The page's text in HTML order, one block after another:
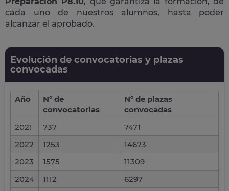
cada uno de nuestros alumnos, hasta poder
alcanzar el aprobado.
Evolución de convocatorias y plazas
convocadas
Año
Nº de
convocatorias
Nº de plazas
convocadas
2021
737
7471
2022
1253
14673
2023
1575
11309
2024
1112
6297